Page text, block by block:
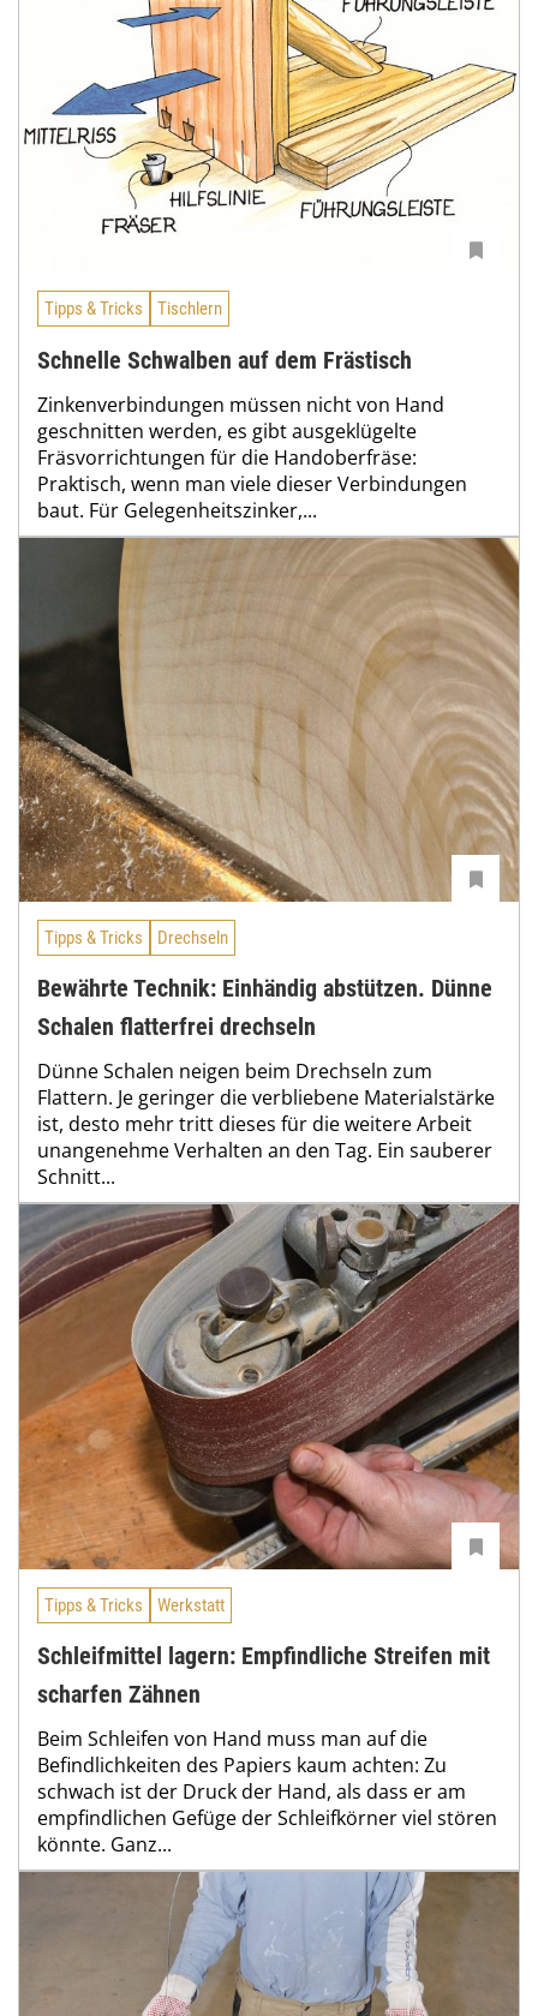
Tipps & Tricks Tischlern
Schnelle Schwalben auf dem Frästisch
Zinkenverbindungen müssen nicht von Hand
geschnitten werden, es gibt ausgeklügelte
Fräsvorrichtungen für die Handoberfräse:
Praktisch, wenn man viele dieser Verbindungen
baut. Für Gelegenheitszinker,...
Tipps & Tricks Drechseln
Bewährte Technik: Einhändig abstützen. Dünne
Schalen flatterfrei drechseln
Dünne Schalen neigen beim Drechseln zum
Flattern. Je geringer die verbliebene Materialstärke
ist, desto mehr tritt dieses für die weitere Arbeit
unangenehme Verhalten an den Tag. Ein sauberer
Schnitt...
Tipps & Tricks Werkstatt
Schleifmittel lagern: Empfindliche Streifen mit
scharfen Zähnen
Beim Schleifen von Hand muss man auf die
Befindlichkeiten des Papiers kaum achten: Zu
schwach ist der Druck der Hand, als dass er am
empfindlichen Gefüge der Schleifkörner viel stören
könnte. Ganz...